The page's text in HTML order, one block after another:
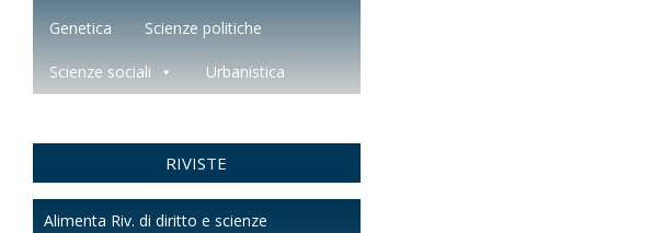
Genetica Scienze politiche
Scienze sociali Urbanistica
RIVISTE
Alimenta Riv. di diritto e scienze